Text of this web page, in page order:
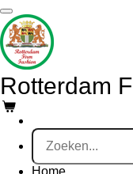
Ga
direct
naar
de
hoofdinhoud
Rotterdam
Home